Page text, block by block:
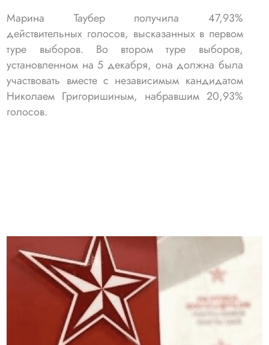
Марина Таубер получила 47,93%
действительных голосов, высказанных в первом
туре выборов. Во втором туре выборов,
установленном на 5 декабря, она должна была
участвовать вместе с независимым кандидатом
Николаем Григоришиным, набравшим 20,93%
голосов.